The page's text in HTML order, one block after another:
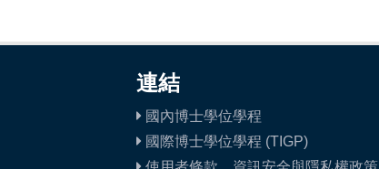
連結
國內博士學位學程
國際博士學位學程 (TIGP)